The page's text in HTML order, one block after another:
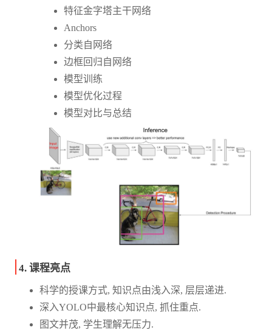
特征金字塔主干网络
Anchors
分类自网络
边框回归自网络
模型训练
模型优化过程
模型对比与总结
4. 课程亮点
科学的授课方式, 知识点由浅入深, 层层递进.
深入YOLO中最核心知识点, 抓住重点.
图文并茂, 学生理解无压力.